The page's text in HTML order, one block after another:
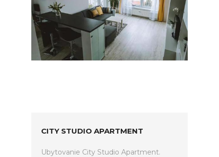
CITY STUDIO APARTMENT
Ubytovanie City Studio Apartment.